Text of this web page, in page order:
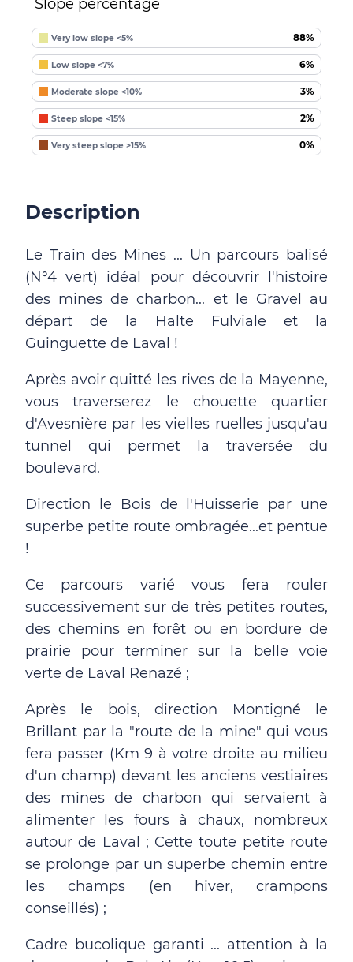
Slope percentage
Very low slope <5% 88%
Low slope <7% 6%
Moderate slope <10% 3%
Steep slope <15% 2%
Very steep slope >15% 0%
Description
Le Train des Mines ... Un parcours balisé
(N°4 vert) idéal pour découvrir l'histoire
des mines de charbon... et le Gravel au
départ de la Halte Fulviale et la
Guinguette de Laval !
Après avoir quitté les rives de la Mayenne,
vous traverserez le chouette quartier
d'Avesnière par les vielles ruelles jusqu'au
tunnel qui permet la traversée du
boulevard.
Direction le Bois de l'Huisserie par une
superbe petite route ombragée...et pentue
!
Ce parcours varié vous fera rouler
successivement sur de très petites routes,
des chemins en forêt ou en bordure de
prairie pour terminer sur la belle voie
verte de Laval Renazé ;
Après le bois, direction Montigné le
Brillant par la "route de la mine" qui vous
fera passer (Km 9 à votre droite au milieu
d'un champ) devant les anciens vestiaires
des mines de charbon qui servaient à
alimenter les fours à chaux, nombreux
autour de Laval ; Cette toute petite route
se prolonge par un superbe chemin entre
les champs (en hiver, crampons
conseillés) ;
Cadre bucolique garanti ... attention à la